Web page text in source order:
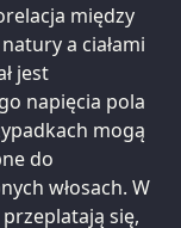
między
a ciałami
jest
napięcia pola
mogą
do
włosach. W
się,